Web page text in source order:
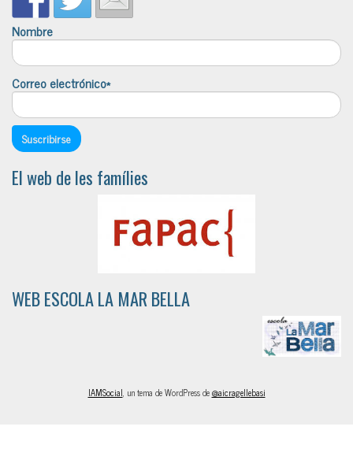
Nombre
Correo electrónico*
El web de les famílies
WEB ESCOLA LA MAR BELLA
IAMSocial, un tema de WordPress de@aicragellebasi